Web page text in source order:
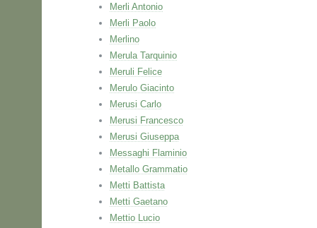
Merli Antonio
Merli Paolo
Merlino
Merula Tarquinio
Meruli Felice
Merulo Giacinto
Merusi Carlo
Merusi Francesco
Merusi Giuseppa
Messaghi Flaminio
Metallo Grammatio
Metti Battista
Metti Gaetano
Mettio Lucio